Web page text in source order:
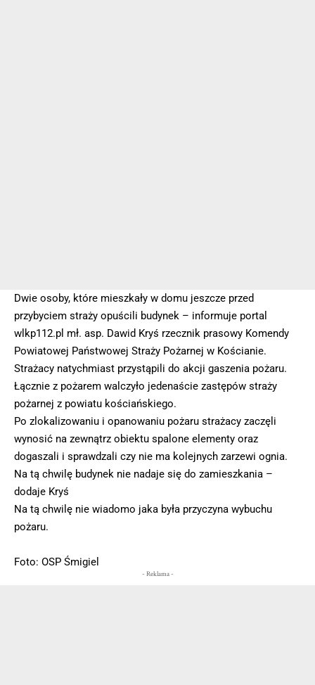
Dwie osoby, które mieszkały w domu jeszcze przed
przybyciem straży opuścili budynek – informuje portal
wlkp112.pl mł. asp. Dawid Kryś rzecznik prasowy Komendy
Powiatowej Państwowej Straży Pożarnej w Kościanie.
Strażacy natychmiast przystąpili do akcji gaszenia pożaru.
Łącznie z pożarem walczyło jedenaście zastępów straży
pożarnej z powiatu kościańskiego.
Po zlokalizowaniu i opanowaniu pożaru strażacy zaczęli
wynosić na zewnątrz obiektu spalone elementy oraz
dogaszali i sprawdzali czy nie ma kolejnych zarzewi ognia.
Na tą chwilę budynek nie nadaje się do zamieszkania –
dodaje Kryś
Na tą chwilę nie wiadomo jaka była przyczyna wybuchu
pożaru.
Foto: OSP Śmigiel
- Reklama -